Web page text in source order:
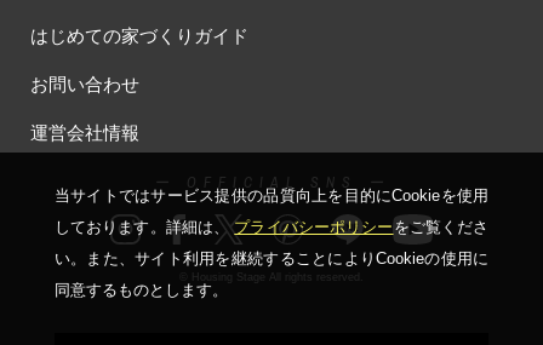
はじめての家づくりガイド
お問い合わせ
運営会社情報
ー OFFICIAL SNS ー
© Housing Stage All rights reserved.
当サイトではサービス提供の品質向上を⽬的にCookieを使⽤
しております。詳細は、プライバシーポリシーをご覧くださ
い。
また、サイト利⽤を継続することによりCookieの使⽤に
同意するものとします。